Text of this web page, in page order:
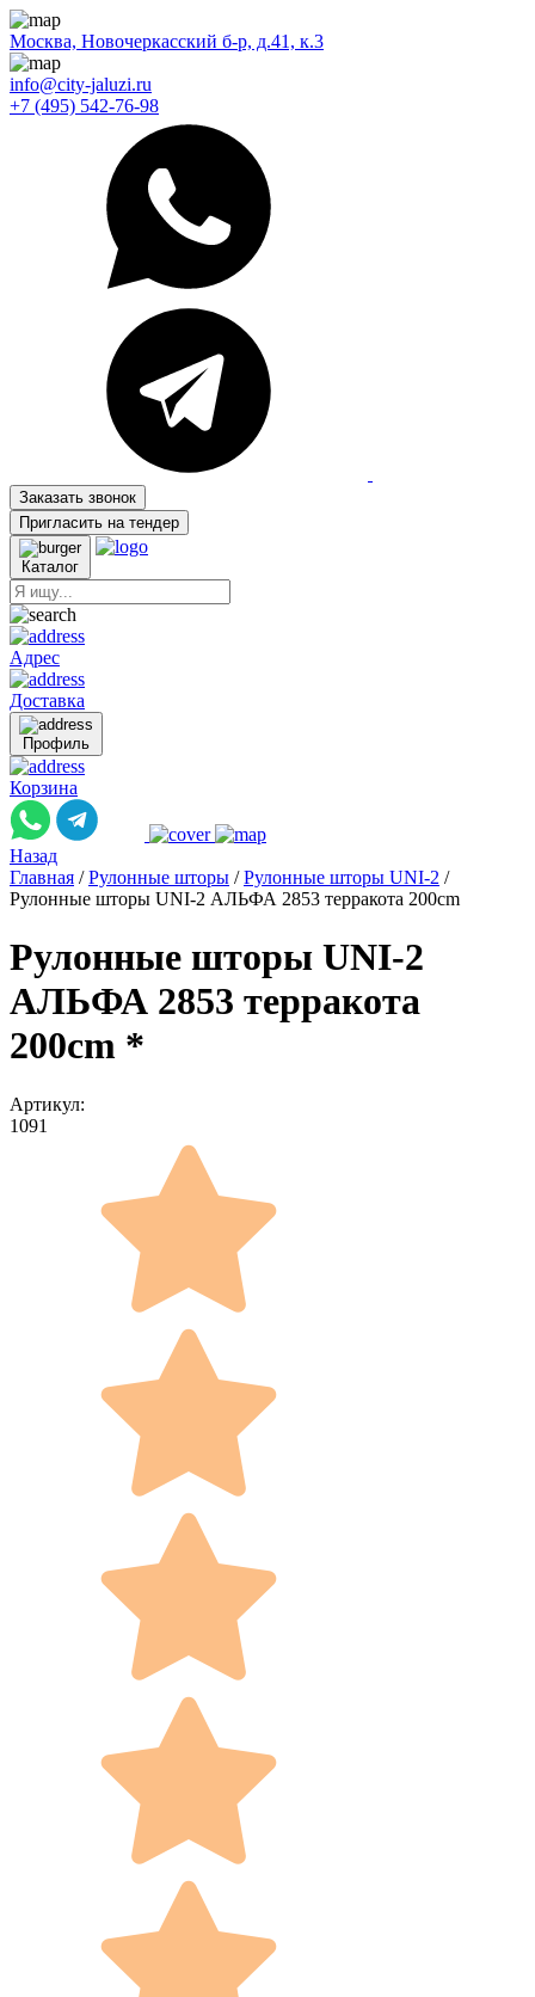
Москва, Новочеркасский б-р, д.41, к.3
info@city-jaluzi.ru
+7 (495) 542-76-98
Заказать звонок
Пригласить на тендер
Каталог
Адрес
Доставка
Профиль
Корзина
Назад
Главная / Рулонные шторы / Рулонные шторы UNI-2 /
Рулонные шторы UNI-2 АЛЬФА 2853 терракота 200cm
Рулонные шторы UNI-2
АЛЬФА 2853 терракота
200cm *
Артикул:
1091